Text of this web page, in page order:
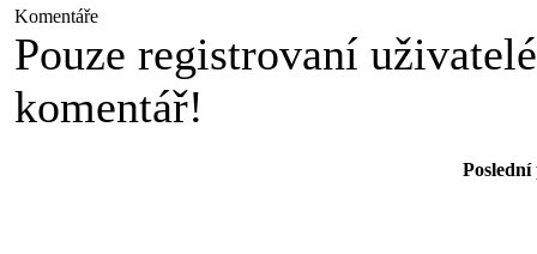
Komentáře
Pouze registrovaní
komentář!